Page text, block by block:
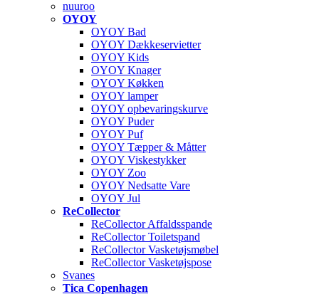
nuuroo
OYOY
OYOY Bad
OYOY Dækkeservietter
OYOY Kids
OYOY Knager
OYOY Køkken
OYOY lamper
OYOY opbevaringskurve
OYOY Puder
OYOY Puf
OYOY Tæpper & Måtter
OYOY Viskestykker
OYOY Zoo
OYOY Nedsatte Vare
OYOY Jul
ReCollector
ReCollector Affaldsspande
ReCollector Toiletspand
ReCollector Vasketøjsmøbel
ReCollector Vasketøjspose
Svanes
Tica Copenhagen